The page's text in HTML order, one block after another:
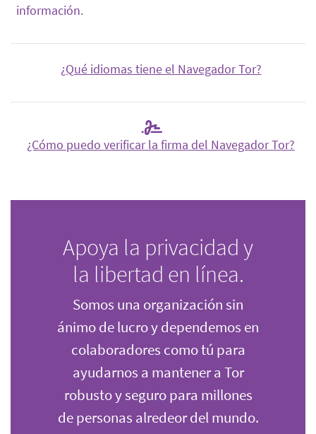
información.
¿Qué idiomas tiene el Navegador Tor?
¿Cómo puedo verificar la firma del Navegador Tor?
Apoya la privacidad y
la libertad en línea.
Somos una organización sin
ánimo de lucro y dependemos en
colaboradores como tú para
ayudarnos a mantener a Tor
robusto y seguro para millones
de personas alredeor del mundo.